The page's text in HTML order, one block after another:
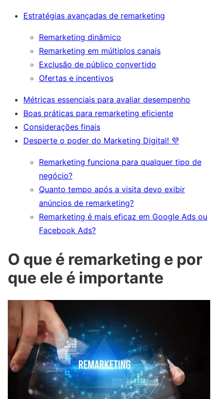
Estratégias avançadas de remarketing
Remarketing dinâmico
Remarketing em múltiplos canais
Exclusão de público convertido
Ofertas e incentivos
Métricas essenciais para avaliar desempenho
Boas práticas para remarketing eficiente
Considerações finais
Desperte o poder do Marketing Digital! 💜
Remarketing funciona para qualquer tipo de
negócio?
Quanto tempo após a visita devo exibir
anúncios de remarketing?
Remarketing é mais eficaz em Google Ads ou
Facebook Ads?
O que é remarketing e por
que ele é importante